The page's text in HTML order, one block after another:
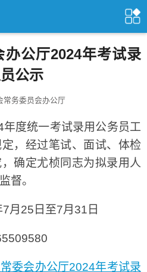
公厅2024年考试录
公示
常务委员会办公厅
度统一考试录用公务员工
，经过笔试、面试、体检
确定尤桢同志为拟录用人
督。
25日至7月31日
委会办公厅2024年考试录